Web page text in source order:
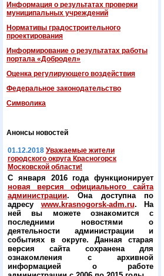
Информация о результатах проверки
муниципальных учреждений
Нормативы градостроительного
проектирования
Информирование о результатах работы
портала «Добродел»
Оценка регулирующего воздействия
Федеральнoe законодательство
Символика
Анонсы новостей
01.12.2018 Уважаемые жители
городского округа Красногорск
Московской области!
С января 2016 года функционирует
новая версия официального сайта
администрации. Она доступна по
адресу www.krasnogorsk-adm.ru. На
ней вы можете ознакомится с
последними новостями о
деятельности администрации и
событиях в округе. Данная старая
версия сайта сохранена для
ознакомления с архивной
информацией о работе